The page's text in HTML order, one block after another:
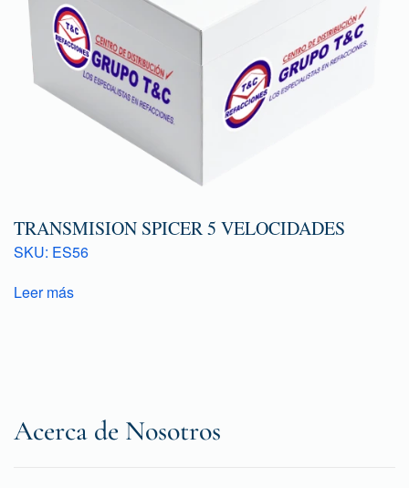
TRANSMISION SPICER 5 VELOCIDADES
SKU: ES56
Leer más
Acerca de Nosotros